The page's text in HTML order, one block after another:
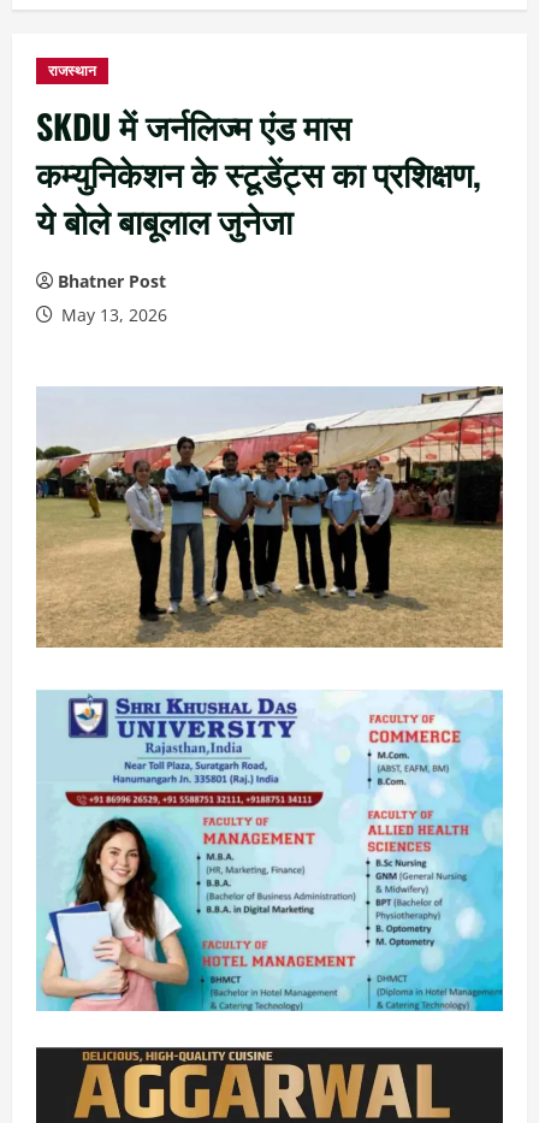
राजस्थान
SKDU में जर्नलिज्म एंड मास
कम्युनिकेशन के स्टूडेंट्स का प्रशिक्षण,
ये बोले बाबूलाल जुनेजा
Bhatner Post
May 13, 2026